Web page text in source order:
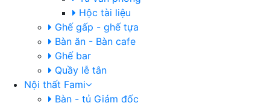
Hộc tài liệu
Ghế gấp - ghế tựa
Bàn ăn - Bàn cafe
Ghế bar
Quầy lễ tân
Nội thất Fami
Bàn - tủ Giám đốc